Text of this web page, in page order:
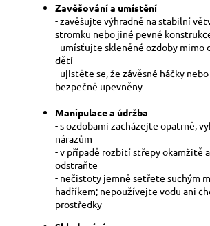
Zavěšování a umístění
- zavěšujte výhradně na stabilní
stromku nebo jiné pevné
- umísťujte skleněné ozdoby mimo
dětí
- ujistěte se, že závěsné háčky
bezpečně upevněny
Manipulace a údržba
- s ozdobami zacházejte opatrně,
nárazům
- v případě rozbití střepy okamžitě
odstraňte
- nečistoty jemně setřete suchým
hadříkem; nepoužívejte vodu ani
prostředky